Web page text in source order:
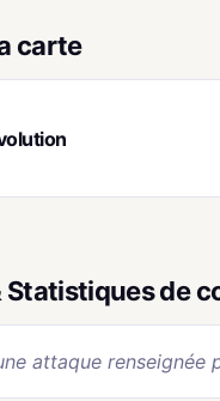
carte
Statistiques de
attaque